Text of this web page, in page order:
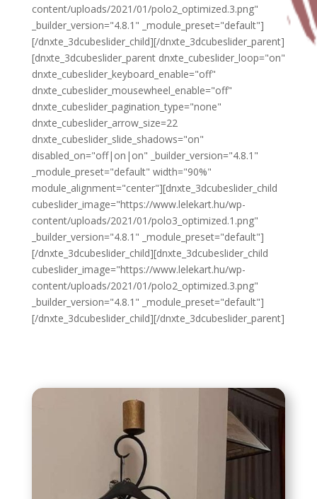
content/uploads/2021/01/polo2_optimized.3.png"
_builder_version="4.8.1" _module_preset="default"]
[/dnxte_3dcubeslider_child][/dnxte_3dcubeslider_parent]
[dnxte_3dcubeslider_parent dnxte_cubeslider_loop="on"
dnxte_cubeslider_keyboard_enable="off"
dnxte_cubeslider_mousewheel_enable="off"
dnxte_cubeslider_pagination_type="none"
dnxte_cubeslider_arrow_size=22
dnxte_cubeslider_slide_shadows="on"
disabled_on="off|on|on" _builder_version="4.8.1"
_module_preset="default" width="90%"
module_alignment="center"][dnxte_3dcubeslider_child
cubeslider_image="https://www.lelekart.hu/wp-
content/uploads/2021/01/polo3_optimized.1.png"
_builder_version="4.8.1" _module_preset="default"]
[/dnxte_3dcubeslider_child][dnxte_3dcubeslider_child
cubeslider_image="https://www.lelekart.hu/wp-
content/uploads/2021/01/polo2_optimized.3.png"
_builder_version="4.8.1" _module_preset="default"]
[/dnxte_3dcubeslider_child][/dnxte_3dcubeslider_parent]